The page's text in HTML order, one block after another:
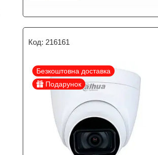
216161
Безкоштовна доставка
Подарунок